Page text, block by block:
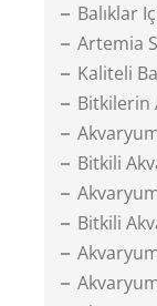
Balıklar
Artemia
Kaliteli
Bitkilerin
Bitkili
Bitkili